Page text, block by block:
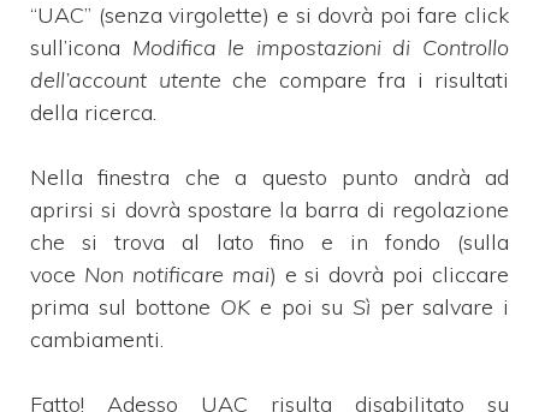
“UAC” (senza virgolette) e si dovrà poi fare click
sull’icona Modifica le impostazioni di Controllo
dell’account utente che compare fra i risultati
della ricerca.
Nella finestra che a questo punto andrà ad
aprirsi si dovrà spostare la barra di regolazione
che si trova al lato fino e in fondo (sulla
voce Non notificare mai) e si dovrà poi cliccare
prima sul bottone OK e poi su Sì per salvare i
cambiamenti.
Fatto! Adesso UAC risulta disabilitato su